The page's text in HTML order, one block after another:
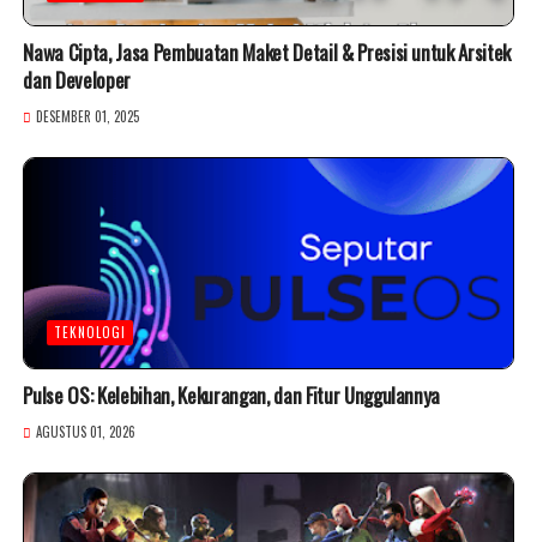
Nawa Cipta, Jasa Pembuatan Maket Detail & Presisi untuk Arsitek
dan Developer
DESEMBER 01, 2025
TEKNOLOGI
Pulse OS: Kelebihan, Kekurangan, dan Fitur Unggulannya
AGUSTUS 01, 2026